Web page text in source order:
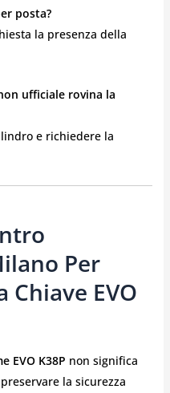
posta?
la presenza della
ufficiale rovina la
e richiedere la
Per
Chiave EVO
EVO K38P non significa
la sicurezza